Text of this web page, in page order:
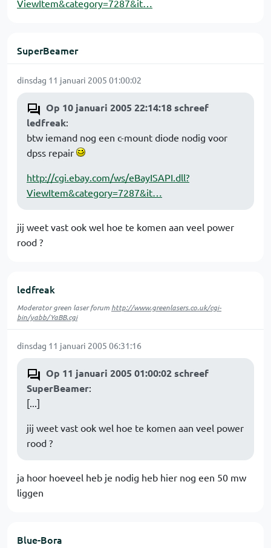
ViewItem&category=7287&it…
SuperBeamer
dinsdag 11 januari 2005 01:00:02
Op 10 januari 2005 22:14:18 schreef
ledfreak:
btw iemand nog een c-mount diode nodig voor
dpss repair
http://cgi.ebay.com/ws/eBayISAPI.dll?
ViewItem&category=7287&it…
jij weet vast ook wel hoe te komen aan veel power
rood ?
ledfreak
Moderator green laser forum http://www.greenlasers.co.uk/cgi-
bin/yabb/YaBB.cgi
dinsdag 11 januari 2005 06:31:16
Op 11 januari 2005 01:00:02 schreef
SuperBeamer:
[...]
jij weet vast ook wel hoe te komen aan veel power
rood ?
ja hoor hoeveel heb je nodig heb hier nog een 50 mw
liggen
Blue-Bora